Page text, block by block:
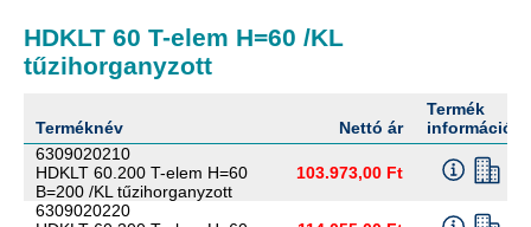
HDKLT 60 T-elem H=60 /KL
tűzihorganyzott
Terméknév Nettó ár
Termék
információ
6309020210
HDKLT 60.200 T-elem H=60
B=200 /KL tűzihorganyzott
103.973,00 Ft
6309020220